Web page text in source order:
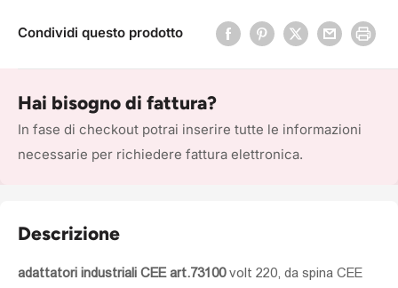
Condividi questo prodotto
Hai bisogno di fattura?
In fase di checkout potrai inserire tutte le informazioni
necessarie per richiedere fattura elettronica.
Descrizione
adattatori industriali CEE art.73100volt 220, da spina CEE